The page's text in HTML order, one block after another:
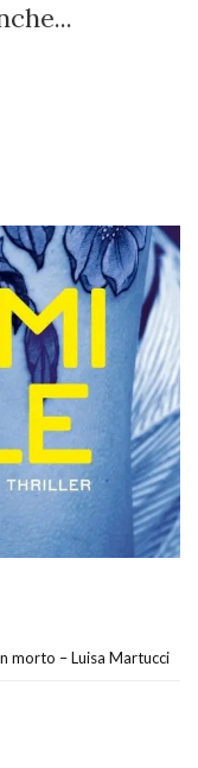
morto – Luisa Martucci